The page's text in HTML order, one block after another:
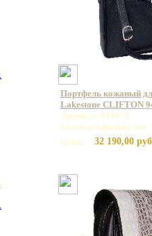
Портфель кожаный
Lakestone CLIFTON
Артикул: 943073
Базовая единица: шт
Цена:
32 190,00